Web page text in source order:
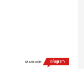
Made with